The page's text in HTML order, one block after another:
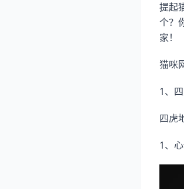
提起
个？
家！
猫咪
1、
四虎
1、